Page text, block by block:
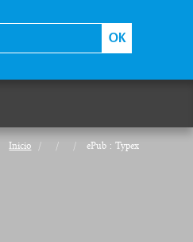
Inicio ePub : Typex